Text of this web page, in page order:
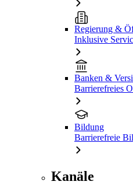
Regierung &
Inklusive
Banken &
Barrierefreies
Bildung
Barrierefreie
Kanäle